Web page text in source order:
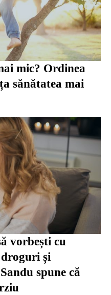
mic? Ordinea
sănătatea mai
vorbești cu
și
spune că